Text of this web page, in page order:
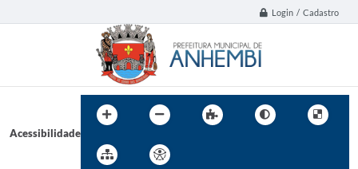
Login / Cadastro
Acessibilidade